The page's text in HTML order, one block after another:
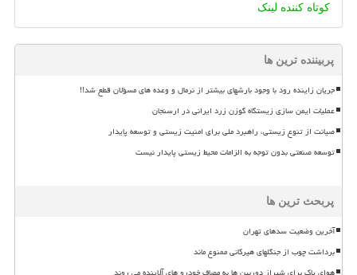
کوتاه کننده لینک
پربیننده ترین ها
جریان زاینده رود با وجود بارشهای بیشتر از نرمال و وعده های مسؤلان قطع شد!!
عملیات ایمن سازی زیستگاه گوزن زرد ایرانی در ارسنجان
صیانت از تنوع زیستی، راهبرد ملی برای امنیت زیستی و توسعه پایدار
توسعه صنعتی بدون توجه به الزامات محیط زیستی پایدار نیست
پربحث ترین ها
آخرین وضعیت سدهای تهران
برداشت چوب از جنگلهای هیرکانی ممنوع ماند